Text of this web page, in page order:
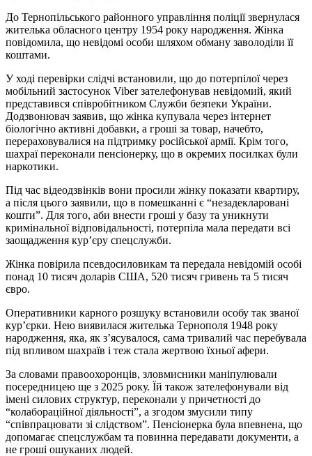
До Тернопільського районного управління поліції звернулася
жителька обласного центру 1954 року народження. Жінка
повідомила, що невідомі особи шляхом обману заволоділи її
коштами.
У ході перевірки слідчі встановили, що до потерпілої через
мобільний застосунок Viber зателефонував невідомий, який
представився співробітником Служби безпеки України.
Додзвонювач заявив, що жінка купувала через інтернет
біологічно активні добавки, а гроші за товар, начебто,
перераховувалися на підтримку російської армії. Крім того,
шахраї переконали пенсіонерку, що в окремих посилках були
наркотики.
Під час відеодзвінків вони просили жінку показати квартиру,
а після цього заявили, що в помешканні є “незадекларовані
кошти”. Для того, аби внести гроші у базу та уникнути
кримінальної відповідальності, потерпіла мала передати всі
заощадження кур’єру спецслужби.
Жінка повірила псевдосиловикам та передала невідомій особі
понад 10 тисяч доларів США, 520 тисяч гривень та 5 тисяч
євро.
Оперативники карного розшуку встановили особу так званої
кур’єрки. Нею виявилася жителька Тернополя 1948 року
народження, яка, як з’ясувалося, сама тривалий час перебувала
під впливом шахраїв і теж стала жертвою їхньої афери.
За словами правоохоронців, зловмисники маніпулювали
посередницею ще з 2025 року. Їй також зателефонували від
імені силових структур, переконали у причетності до
“колабораційної діяльності”, а згодом змусили типу
“співпрацювати зі слідством”. Пенсіонерка була впевнена, що
допомагає спецслужбам та повинна передавати документи, а
не гроші ошуканих людей.